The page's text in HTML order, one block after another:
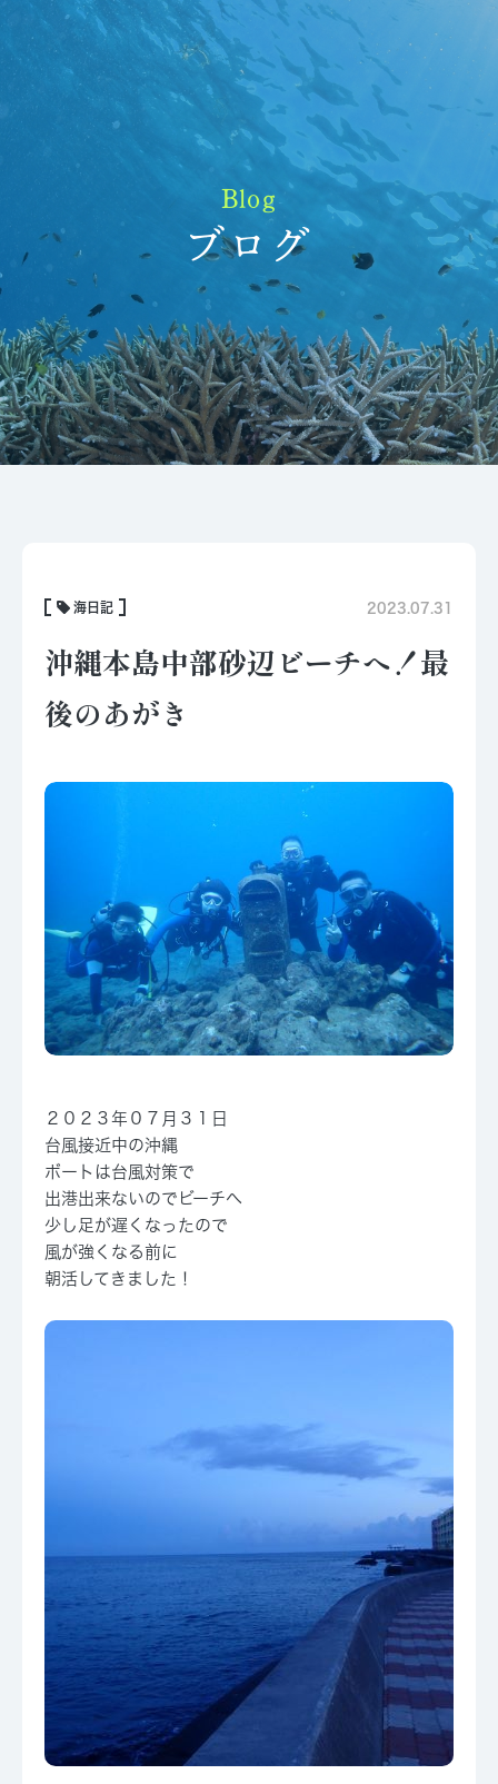
Blog
ブログ
海日記 2023.07.31
沖縄本島中部砂辺ビーチへ！最
後のあがき
２０２３年０７月３１日
台風接近中の沖縄
ボートは台風対策で
出港出来ないのでビーチへ
少し足が遅くなったので
風が強くなる前に
朝活してきました！